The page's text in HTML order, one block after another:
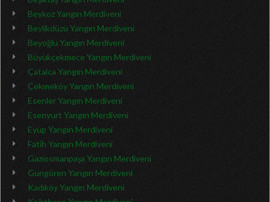
Beykoz Yangın Merdiveni
Beylikdüzü Yangın Merdiveni
Beyoğlu Yangın Merdiveni
Büyükçekmece Yangın Merdiveni
Çatalca Yangın Merdiveni
Çekmeköy Yangın Merdiveni
Esenler Yangın Merdiveni
Esenyurt Yangın Merdiveni
Eyüp Yangın Merdiveni
Fatih Yangın Merdiveni
Gaziosmanpaşa Yangın Merdiveni
Güngören Yangın Merdiveni
Kadıköy Yangın Merdiveni